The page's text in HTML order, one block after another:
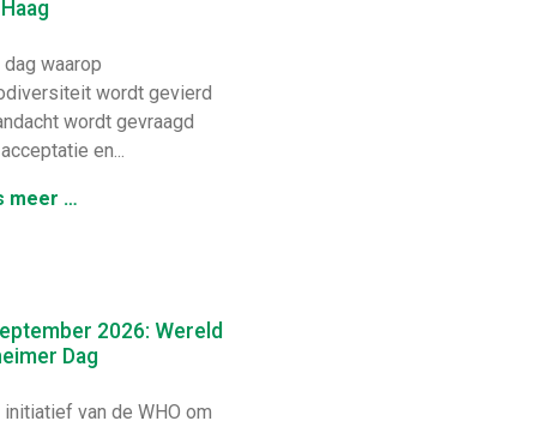
waarop
wordt gevierd
wordt gevraagd
en...
meer …
2026: Wereld
Dag
van de WHO om